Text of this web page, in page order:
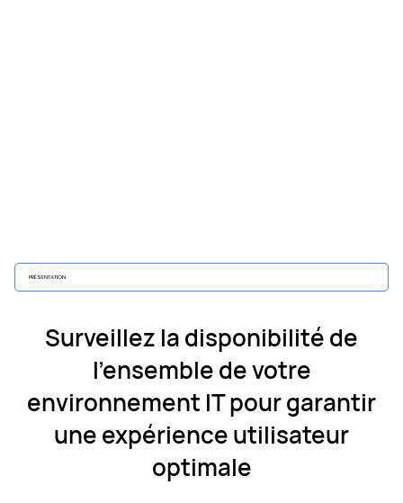
PRÉSENTATION
Surveillez la disponibilité de
l’ensemble de votre
environnement IT pour garantir
une expérience utilisateur
optimale